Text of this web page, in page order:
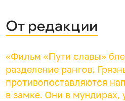
От редакции
«Фильм «Пути славы»
разделение рангов.
противопоставляются
в замке. Они в мундирах,